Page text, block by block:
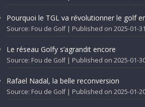
Pourquoi le TGL va révolutionner le golf
Source: Fou de Golf Published on 2025-01-31
Le réseau Golfy s’agrandit encore
Source: Fou de Golf Published on 2025-01-
Rafael Nadal, la belle reconversion
Source: Fou de Golf Published on 2025-01-